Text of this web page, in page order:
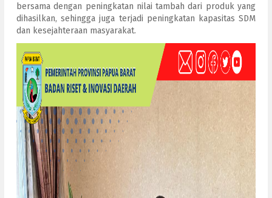
bersama dengan peningkatan nilai tambah dari produk yang
dihasilkan, sehingga juga terjadi peningkatan kapasitas SDM
dan kesejahteraan masyarakat.